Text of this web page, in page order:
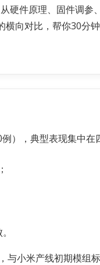
硬件原理、固件调
对比，帮你30分
），典型表现集中在
小米产线初期模组